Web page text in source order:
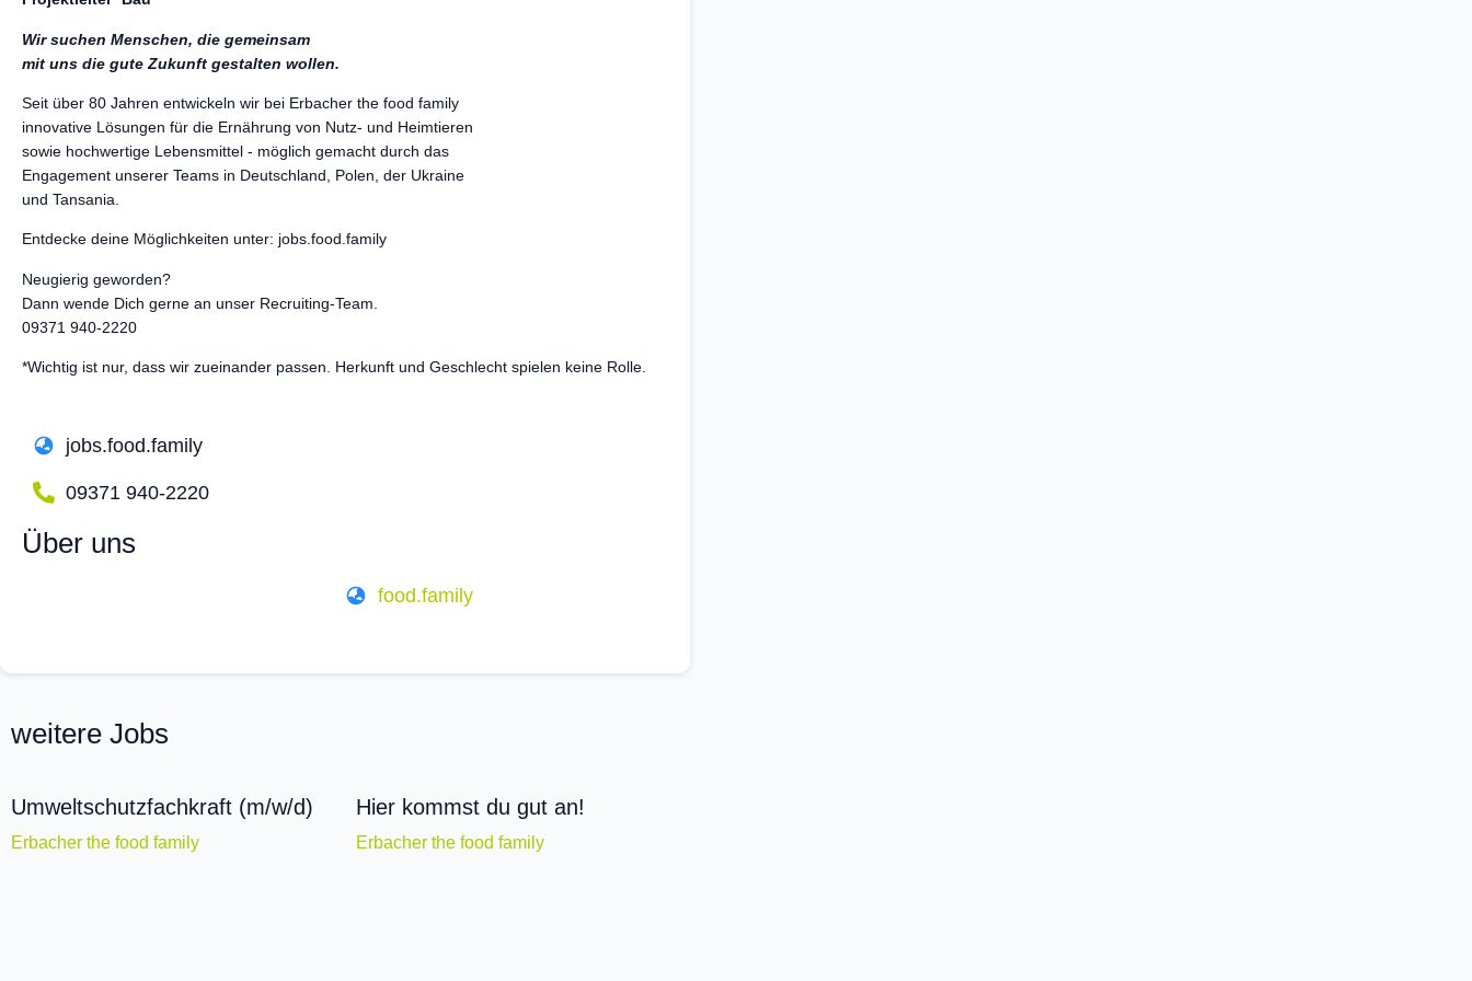
Wir suchen Menschen, die gemeinsam
mit uns die gute Zukunft gestalten wollen.
Seit über 80 Jahren entwickeln wir bei Erbacher the food family
innovative Lösungen für die Ernährung von Nutz- und Heimtieren
sowie hochwertige Lebensmittel - möglich gemacht durch das
Engagement unserer Teams in Deutschland, Polen, der Ukraine
und Tansania.
Entdecke deine Möglichkeiten unter: jobs.food.family
Neugierig geworden?
Dann wende Dich gerne an unser Recruiting-Team.
09371 940-2220
*Wichtig ist nur, dass wir zueinander passen. Herkunft und Geschlecht spielen keine Rolle.
jobs.food.family
09371 940-2220
Über uns
food.family
weitere Jobs
Umweltschutzfachkraft (m/w/d)
Erbacher the food family
Hier kommst du gut an!
Erbacher the food family